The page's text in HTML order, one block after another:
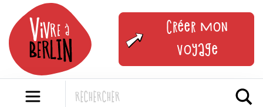
content
Créer mon
voyage